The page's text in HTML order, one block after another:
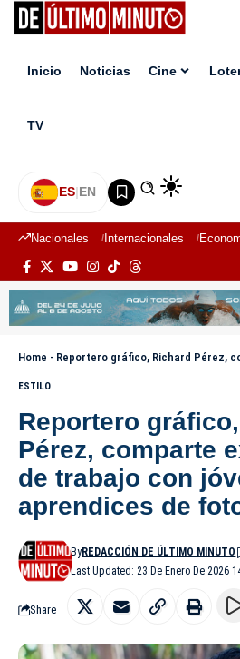
Inicio Noticias Cine
TV
ES|EN
Nacionales Internacionales
Home - Reportero gráfico, Richard Pérez, comparte experiencias de
ESTILO
Reportero
Pérez, comparte
de trabajo con
aprendices de
Last Updated: 23 De Enero De 2026
ByREDACCIÓN DE ÚLTIMO MINUTO
Share